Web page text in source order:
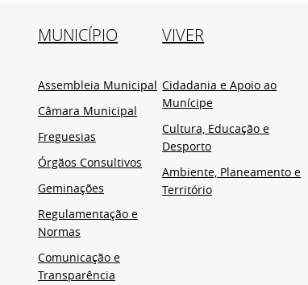
MUNICÍPIO
Assembleia Municipal
Câmara Municipal
Freguesias
Órgãos Consultivos
Geminações
Regulamentação e
Normas
Comunicação e
Transparência
VIVER
Cidadania e Apoio ao
Munícipe
Cultura, Educação e
Desporto
Ambiente, Planeamento e
Território